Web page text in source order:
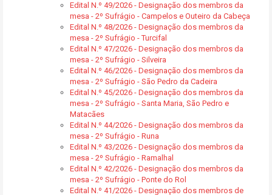
Edital N.º 49/2026 - Designação dos membros da
mesa - 2º Sufrágio - Campelos e Outeiro da Cabeça
Edital N.º 48/2026 - Designação dos membros da
mesa - 2º Sufrágio - Turcifal
Edital N.º 47/2026 - Designação dos membros da
mesa - 2º Sufrágio - Silveira
Edital N.º 46/2026 - Designação dos membros da
mesa - 2º Sufrágio - São Pedro da Cadeira
Edital N.º 45/2026 - Designação dos membros da
mesa - 2º Sufrágio - Santa Maria, São Pedro e
Matacães
Edital N.º 44/2026 - Designação dos membros da
mesa - 2º Sufrágio - Runa
Edital N.º 43/2026 - Designação dos membros da
mesa - 2º Sufrágio - Ramalhal
Edital N.º 42/2026 - Designação dos membros da
mesa - 2º Sufrágio - Ponte do Rol
Edital N.º 41/2026 - Designação dos membros de